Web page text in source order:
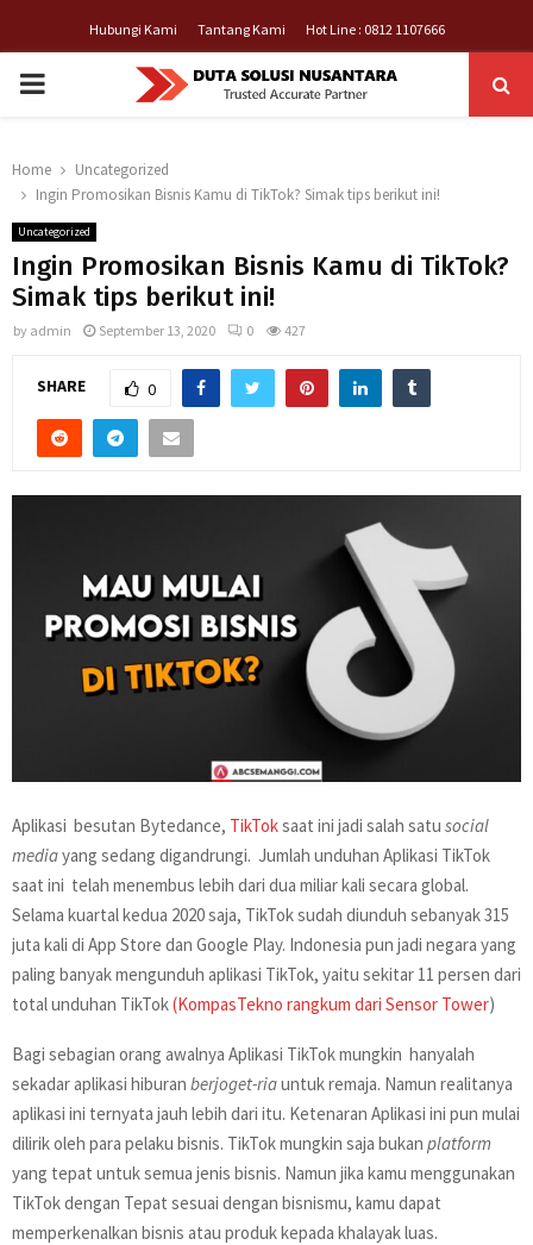
Hubungi Kami Tantang Kami Hot Line : 0812 1107666
PRIMARY
Home
Uncategorized
Ingin Promosikan Bisnis Kamu di TikTok? Simak tips berikut ini!
Uncategorized
Ingin Promosikan Bisnis Kamu di TikTok?
Simak tips berikut ini!
by admin September 13, 2020 0 427
SHARE 0
Aplikasi besutan Bytedance, TikToksaat ini jadi salah satu social
mediayang sedang digandrungi. Jumlah unduhan Aplikasi TikTok
saat ini telah menembus lebih dari dua miliar kali secara global.
Selama kuartal kedua 2020 saja, TikTok sudah diunduh sebanyak 315
juta kali di App Store dan Google Play. Indonesia pun jadi negara yang
paling banyak mengunduh aplikasi TikTok, yaitu sekitar 11 persen dari
total unduhan TikTok(KompasTekno rangkum dari Sensor Tower)
Bagi sebagian orang awalnya Aplikasi TikTok mungkin hanyalah
sekadar aplikasi hiburan berjoget-riauntuk remaja. Namun realitanya
aplikasi ini ternyata jauh lebih dari itu. Ketenaran Aplikasi ini pun mulai
dilirik oleh para pelaku bisnis. TikTok mungkin saja bukan platform
yang tepat untuk semua jenis bisnis. Namun jika kamu menggunakan
TikTok dengan Tepat sesuai dengan bisnismu, kamu dapat
memperkenalkan bisnis atau produk kepada khalayak luas.